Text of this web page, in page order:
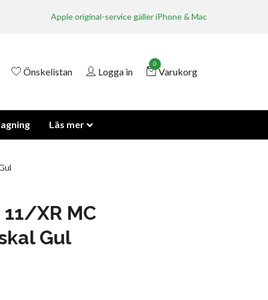
Apple original-service gäller iPhone & Mac
Önskelistan Logga in
0
Varukorg
Läs mer
XR MC
Gul